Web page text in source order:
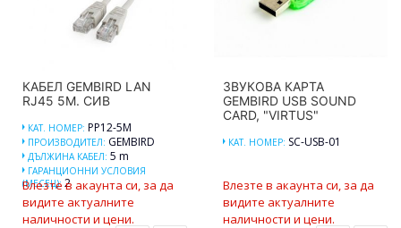
КАБЕЛ GEMBIRD LAN
RJ45 5M. СИВ
КАТ. НОМЕР: PP12-5M
ПРОИЗВОДИТЕЛ: GEMBIRD
ДЪЛЖИНА КАБЕЛ: 5 m
ГАРАНЦИОННИ УСЛОВИЯ
(МЕСЕЦ): 2
Влезте в акаунта си, за да
видите актуалните
наличности и цени.
ЗВУКОВА КАРТА
GEMBIRD USB SOUND
CARD, "VIRTUS"
КАТ. НОМЕР: SC-USB-01
Влезте в акаунта си, за да
видите актуалните
наличности и цени.